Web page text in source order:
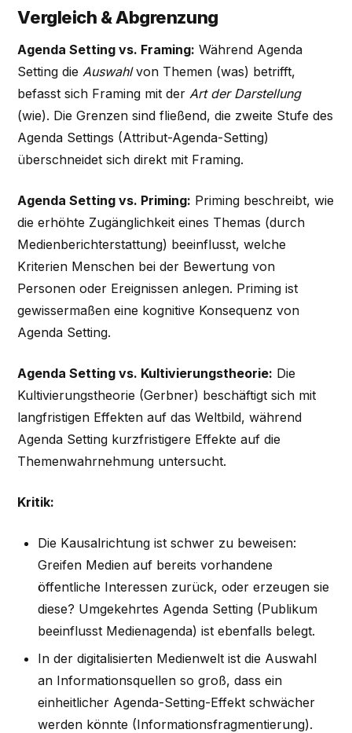
Vergleich & Abgrenzung
Agenda Setting vs. Framing: Während Agenda
Setting dieAuswahlvon Themen (was) betrifft,
befasst sich Framing mit derArt der Darstellung
(wie). Die Grenzen sind fließend, die zweite Stufe des
Agenda Settings (Attribut-Agenda-Setting)
überschneidet sich direkt mit Framing.
Agenda Setting vs. Priming: Priming beschreibt, wie
die erhöhte Zugänglichkeit eines Themas (durch
Medienberichterstattung) beeinflusst, welche
Kriterien Menschen bei der Bewertung von
Personen oder Ereignissen anlegen. Priming ist
gewissermaßen eine kognitive Konsequenz von
Agenda Setting.
Agenda Setting vs. Kultivierungstheorie: Die
Kultivierungstheorie (Gerbner) beschäftigt sich mit
langfristigen Effekten auf das Weltbild, während
Agenda Setting kurzfristigere Effekte auf die
Themenwahrnehmung untersucht.
Kritik:
Die Kausalrichtung ist schwer zu beweisen:
Greifen Medien auf bereits vorhandene
öffentliche Interessen zurück, oder erzeugen sie
diese? Umgekehrtes Agenda Setting (Publikum
beeinflusst Medienagenda) ist ebenfalls belegt.
In der digitalisierten Medienwelt ist die Auswahl
an Informationsquellen so groß, dass ein
einheitlicher Agenda-Setting-Effekt schwächer
werden könnte (Informationsfragmentierung).